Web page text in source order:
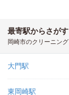
最寄駅からさがす
岡崎市のクリーニン
大門駅
東岡崎駅